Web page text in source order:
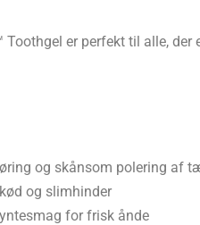
Toothgel er perfekt til alle,
og skånsom polering af
og slimhinder
for frisk ånde